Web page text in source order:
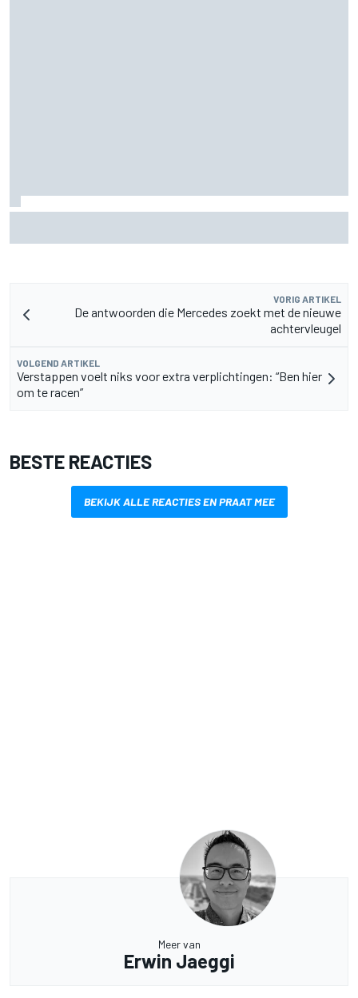
VORIG ARTIKEL
De antwoorden die Mercedes zoekt met de nieuwe
achtervleugel
VOLGEND ARTIKEL
Verstappen voelt niks voor extra verplichtingen: “Ben hier
om te racen”
BESTE REACTIES
BEKIJK ALLE REACTIES EN PRAAT MEE
Meer van
Erwin Jaeggi